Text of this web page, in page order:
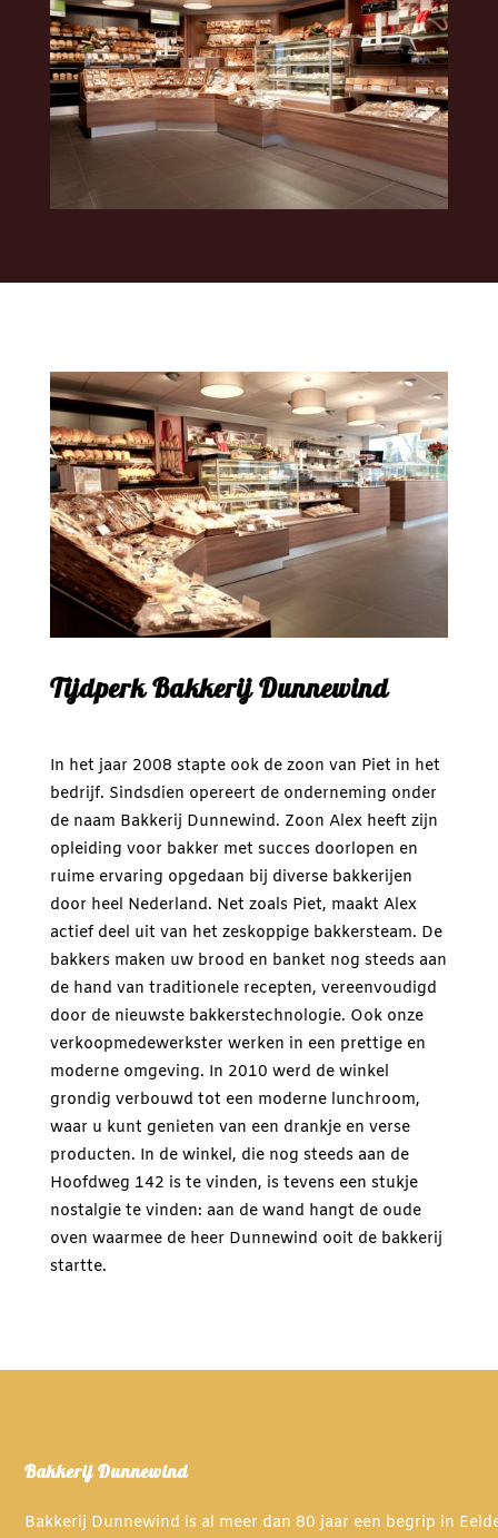
Tijdperk Bakkerij Dunnewind
In het jaar 2008 stapte ook de zoon van Piet in het
bedrijf. Sindsdien opereert de onderneming onder
de naam Bakkerij Dunnewind. Zoon Alex heeft zijn
opleiding voor bakker met succes doorlopen en
ruime ervaring opgedaan bij diverse bakkerijen
door heel Nederland. Net zoals Piet, maakt Alex
actief deel uit van het zeskoppige bakkersteam. De
bakkers maken uw brood en banket nog steeds aan
de hand van traditionele recepten, vereenvoudigd
door de nieuwste bakkerstechnologie. Ook onze
verkoopmedewerkster werken in een prettige en
moderne omgeving. In 2010 werd de winkel
grondig verbouwd tot een moderne lunchroom,
waar u kunt genieten van een drankje en verse
producten. In de winkel, die nog steeds aan de
Hoofdweg 142 is te vinden, is tevens een stukje
nostalgie te vinden: aan de wand hangt de oude
oven waarmee de heer Dunnewind ooit de bakkerij
startte.
Bakkerij Dunnewind
Bakkerij Dunnewind is al meer dan 80 jaar een begrip in